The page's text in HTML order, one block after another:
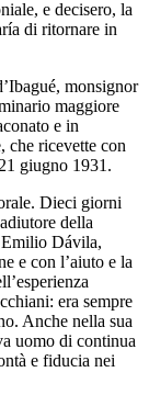
e decisero, la
di ritornare in
monsignor
maggiore
e in
che ricevette con
giugno 1931.
Dieci giorni
della
Emilio Dávila,
e con l’aiuto e la
era sempre
Anche nella sua
uomo di continua
e fiducia nei